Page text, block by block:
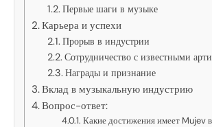
Первые шаги в музыке
Карьера и успехи
Прорыв в индустрии
Сотрудничество с известными
Награды и признание
Вклад в музыкальную индустрию
Вопрос-ответ:
Какие достижения имеет Mujev